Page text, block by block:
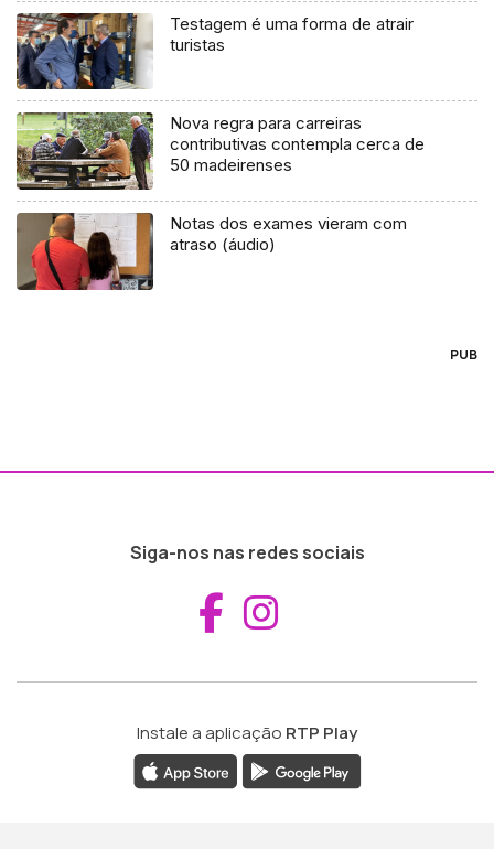
Testagem é uma forma de atrair
turistas
Nova regra para carreiras
contributivas contempla cerca de
50 madeirenses
Notas dos exames vieram com
atraso (áudio)
PUB
Siga-nos nas redes sociais
Aceder ao
Instale a aplicação RTP Play